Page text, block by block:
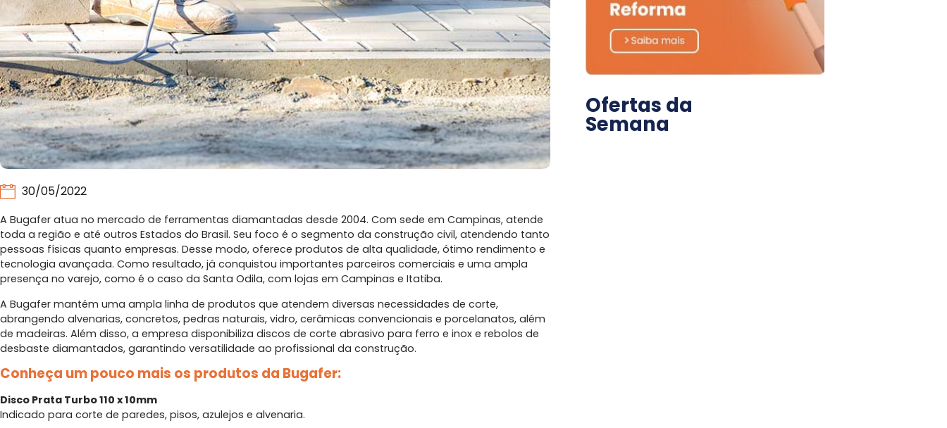
30/05/2022
A Bugafer atua no mercado de ferramentas diamantadas desde 2004. Com sede em Campinas, atende
toda a região e até outros Estados do Brasil. Seu foco é o segmento da construção civil, atendendo tanto
pessoas físicas quanto empresas. Desse modo, oferece produtos de alta qualidade, ótimo rendimento e
tecnologia avançada. Como resultado, já conquistou importantes parceiros comerciais e uma ampla
presença no varejo, como é o caso da Santa Odila, com lojas em Campinas e Itatiba.
A Bugafer mantém uma ampla linha de produtos que atendem diversas necessidades de corte,
abrangendo alvenarias, concretos, pedras naturais, vidro, cerâmicas convencionais e porcelanatos, além
de madeiras. Além disso, a empresa disponibiliza discos de corte abrasivo para ferro e inox e rebolos de
desbaste diamantados, garantindo versatilidade ao profissional da construção.
Conheça um pouco mais os produtos da Bugafer:
Disco Prata Turbo 110 x 10mm
Indicado para corte de paredes, pisos, azulejos e alvenaria.
Ofertas da
Semana